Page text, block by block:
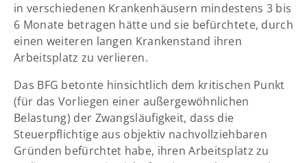
in verschiedenen Krankenhäusern mindestens 3 bis
6 Monate betragen hätte und sie befürchtete, durch
einen weiteren langen Krankenstand ihren
Arbeitsplatz zu verlieren.
Das BFG betonte hinsichtlich dem kritischen Punkt
(für das Vorliegen einer außergewöhnlichen
Belastung) der Zwangsläufigkeit, dass die
Steuerpflichtige aus objektiv nachvollziehbaren
Gründen befürchtet habe, ihren Arbeitsplatz zu